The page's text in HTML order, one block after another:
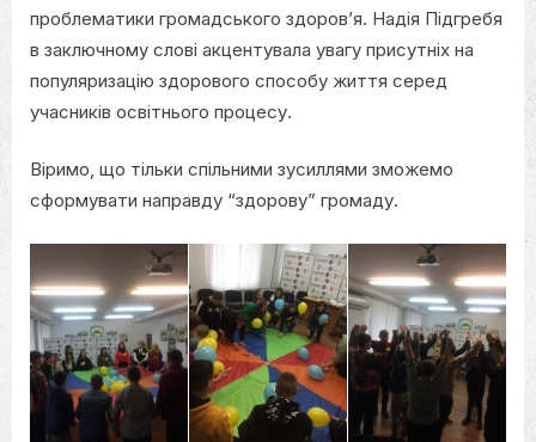
проблематики громадського здоров’я. Надія Підгребя
в заключному слові акцентувала увагу присутніх на
популяризацію здорового способу життя серед
учасників освітнього процесу.
Віримо, що тільки спільними зусиллями зможемо
сформувати направду “здорову” громаду.